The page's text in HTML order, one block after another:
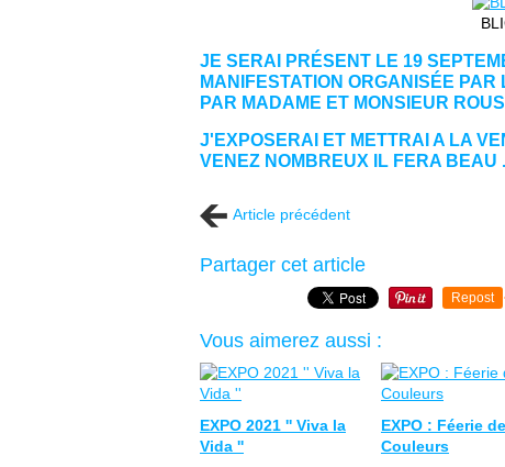
JE SERAI PRÉSENT LE 19
MANIFESTATION ORGANISÉE
PAR MADAME ET MONSIEUR
J'EXPOSERAI ET METTRAI A LA
VENEZ NOMBREUX IL FERA BEAU .
Article précédent
Partager cet article
Repost
Vous aimerez aussi :
EXPO 2021 '' Viva la
Vida ''
EXPO : Féerie de
Couleurs